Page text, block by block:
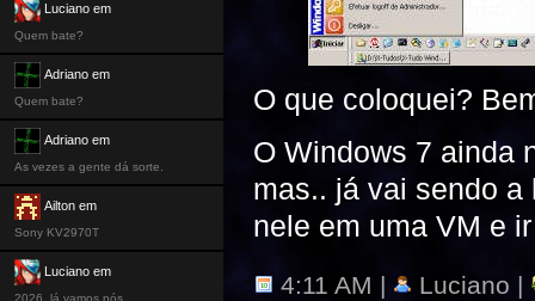
O que coloquei?
O Windows 7 ainda
mas.. já vai sendo a
nele em uma VM e
4:11 AM | Luciano |
Luciano em
Quem bate?
Adriano em
Quem bate?
Adriano em
As vezes a gente dá sorte.
Ailton em
Sony KV2970T
Luciano em
2026, lá vamos nós.